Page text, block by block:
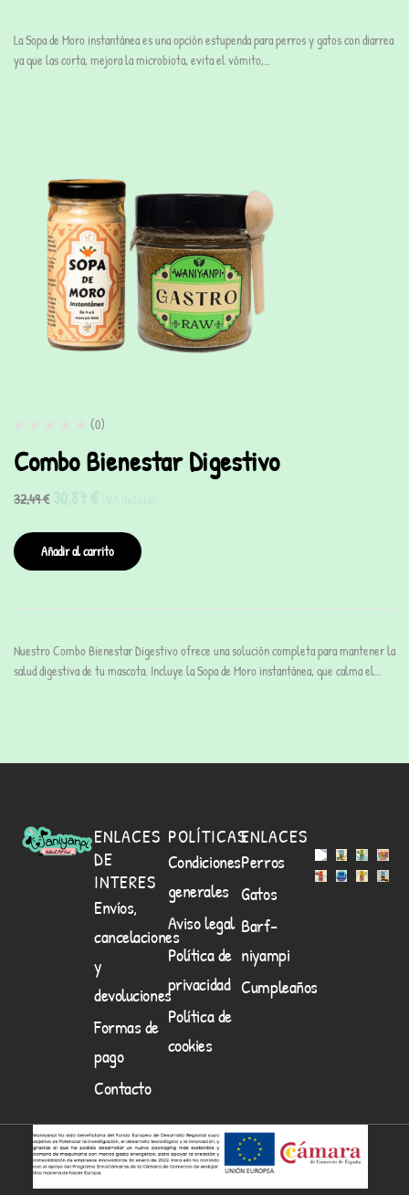
La Sopa de Moro instantánea es una opción estupenda para perros y gatos con diarrea
ya que las corta, mejora la microbiota, evita el vómito,…
(0)
Combo Bienestar Digestivo
32,49€
Añadir al carrito
Nuestro Combo Bienestar Digestivo ofrece una solución completa para mantener la
salud digestiva de tu mascota. Incluye la Sopa de Moro instantánea, que calma el…
ENLACES
DE
INTERES
Envíos,
cancelaciones
y
devoluciones
Formas de
pago
Contacto
POLÍTICAS
Condiciones
generales
Aviso legal
Política de
privacidad
Política de
cookies
ENLACES
Perros
Gatos
Barf-
niyampi
Cumpleaños